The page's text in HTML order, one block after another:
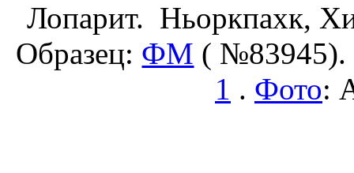
Лопарит. Ньоркпахк,
Образец: ФМ ( №83945).
1 . Фото: